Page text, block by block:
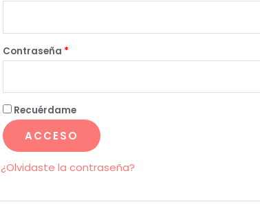
Contraseña *
Recuérdame
ACCESO
¿Olvidaste la contraseña?